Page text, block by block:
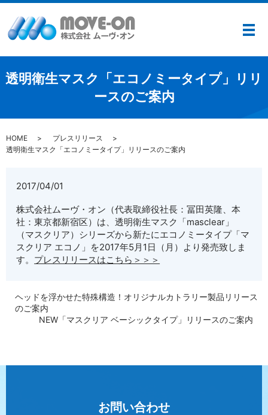
メ
透明衛生マスク「エコノミータイプ」リリ
ースのご案内
HOME
プレスリリース
透明衛生マスク「エコノミータイプ」リリースのご案内
2017/04/01
株式会社ムーヴ・オン（代表取締役社長：冨田英隆、本
社：東京都新宿区）は、透明衛生マスク「masclear」
（マスクリア）シリーズから新たにエコノミータイプ「マ
スクリア エコノ」を2017年5月1日（月）より発売致しま
す。 プレスリリースはこちら＞＞＞
ヘッドを浮かせた特殊構造！オリジナルカトラリー製品リリース
のご案内
NEW「マスクリア ベーシックタイプ」リリースのご案内
お問い合わせ